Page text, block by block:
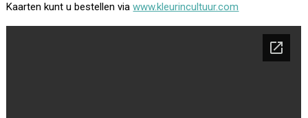
Kaarten kunt u bestellen viawww.kleurincultuur.com